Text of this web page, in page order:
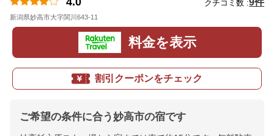
クチコミ数 :9件
新潟県妙高市大字関川643-11
料金を表示
割引クーポンをチェック
ご希望の条件に合う妙高市の宿です